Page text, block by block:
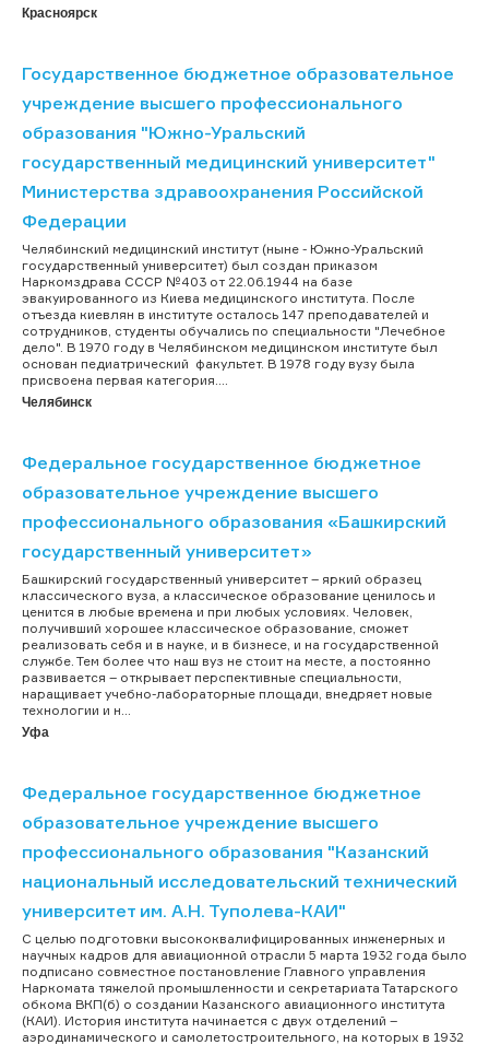
Красноярск
Государственное бюджетное образовательное
учреждение высшего профессионального
образования "Южно-Уральский
государственный медицинский университет"
Министерства здравоохранения Российской
Федерации
Челябинский медицинский институт (ныне - Южно-Уральский
государственный университет) был создан приказом
Наркомздрава СССР №403 от 22.06.1944 на базе
эвакуированного из Киева медицинского института. После
отъезда киевлян в институте осталось 147 преподавателей и
сотрудников, студенты обучались по специальности "Лечебное
дело". В 1970 году в Челябинском медицинском институте был
основан педиатрический факультет. В 1978 году вузу была
присвоена первая категория....
Челябинск
Федеральное государственное бюджетное
образовательное учреждение высшего
профессионального образования «Башкирский
государственный университет»
Башкирский государственный университет – яркий образец
классического вуза, а классическое образование ценилось и
ценится в любые времена и при любых условиях. Человек,
получивший хорошее классическое образование, сможет
реализовать себя и в науке, и в бизнесе, и на государственной
службе. Тем более что наш вуз не стоит на месте, а постоянно
развивается – открывает перспективные специальности,
наращивает учебно-лабораторные площади, внедряет новые
технологии и н...
Уфа
Федеральное государственное бюджетное
образовательное учреждение высшего
профессионального образования "Казанский
национальный исследовательский технический
университет им. А.Н. Туполева-КАИ"
С целью подготовки высококвалифицированных инженерных и
научных кадров для авиационной отрасли 5 марта 1932 года было
подписано совместное постановление Главного управления
Наркомата тяжелой промышленности и секретариата Татарского
обкома ВКП(б) о создании Казанского авиационного института
(КАИ). История института начинается с двух отделений –
аэродинамического и самолетостроительного, на которых в 1932